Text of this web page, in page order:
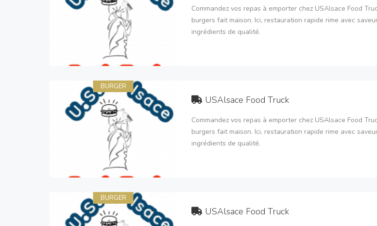
Commandez vos repas à emporter chez USAlsace Food
burgers fait maison. Ici, restauration rapide rime avec
ingrédients de qualité.
BURGER
USAlsace Food Truck
Commandez vos repas à emporter chez USAlsace Food
burgers fait maison. Ici, restauration rapide rime avec
ingrédients de qualité.
BURGER
USAlsace Food Truck